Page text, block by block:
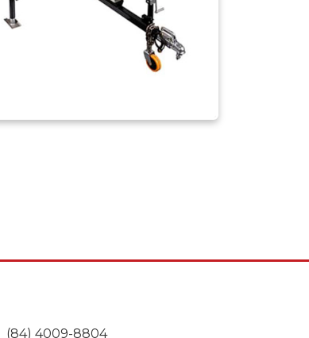
(84) 4009-8804